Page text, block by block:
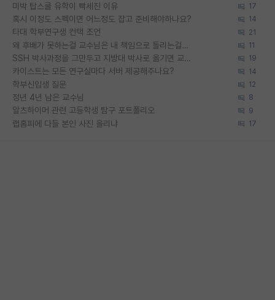
미박 탑스쿨 유학이 빡세진 이유 17
혹시 이정도 스펙이면 어느정도 잡고 준비해야하나요? 14
타대 학부연구생 컨택 조언 21
왜 후배가 못하는걸 교수님은 내 책임으로 돌리는걸까요? 11
SSH 박사과정을 그만두고 지방대 박사로 옮기면 교수의 꿈은 끝일까요? 19
카이스트는 모든 연구실마다 서버 제공해주나요? 14
학부신입생 질문 12
정년 4년 남은 교수님 8
알츠하이머 관련 고등학생 탐구 포트폴리오 9
랩홈피에 다들 본인 사진 올리냐 17